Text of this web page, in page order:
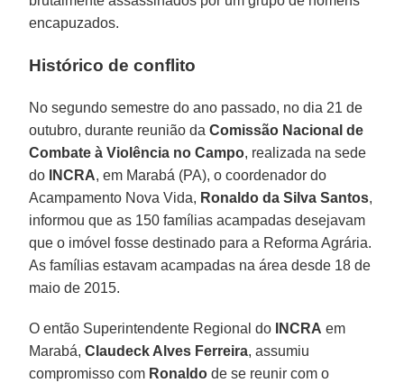
encapuzados.
Histórico de conflito
No segundo semestre do ano passado, no dia 21 de
outubro, durante reunião daComissão Nacional de
Combate à Violência no Campo, realizada na sede
do
INCRA, em Marabá (PA), o coordenador do
Acampamento Nova Vida, Ronaldo da Silva Santos,
informou que as 150 famílias acampadas desejavam
que o imóvel fosse destinado para a Reforma Agrária.
As famílias estavam acampadas na área desde 18 de
maio de 2015.
O então Superintendente Regional do INCRA em
Marabá,Claudeck Alves Ferreira, assumiu
compromisso com Ronaldo de se reunir com o